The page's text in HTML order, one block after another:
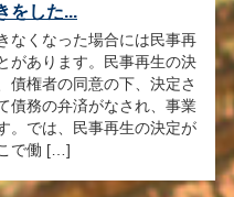
をした...
なくなった場合には民事再
があります。民事再生の決
債権者の同意の下、決定さ
債務の弁済がなされ、事業
。では、民事再生の決定が
で働 […]